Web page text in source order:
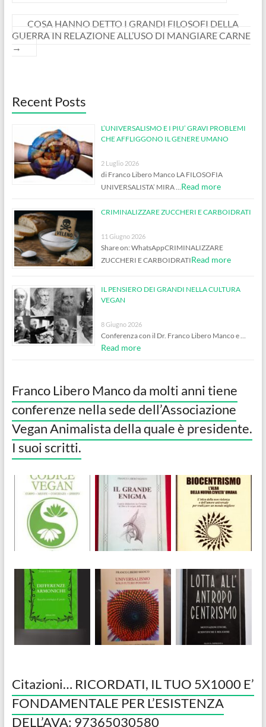
COSA HANNO DETTO I GRANDI FILOSOFI DELLA
GUERRA IN RELAZIONE ALL’USO DI MANGIARE CARNE
→
Recent Posts
L’UNIVERSALISMO E I PIU’ GRAVI PROBLEMI
CHE AFFLIGGONO IL GENERE UMANO
2 Luglio 2026
di Franco Libero Manco LA FILOSOFIA
UNIVERSALISTA’ MIRA … Read more
CRIMINALIZZARE ZUCCHERI E CARBOIDRATI
11 Giugno 2026
Share on: WhatsAppCRIMINALIZZARE
ZUCCHERI E CARBOIDRATIRead more
IL PENSIERO DEI GRANDI NELLA CULTURA
VEGAN
8 Giugno 2026
Conferenza con il Dr. Franco Libero Manco e …
Read more
Franco Libero Manco da molti anni tiene
conferenze nella sede dell’Associazione
Vegan Animalista della quale è presidente.
I suoi scritti.
Citazioni… RICORDATI, IL TUO 5X1000 E’
FONDAMENTALE PER L’ESISTENZA
DELL’AVA: 97365030580